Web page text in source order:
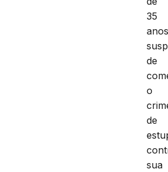
35
de
o
de
sua